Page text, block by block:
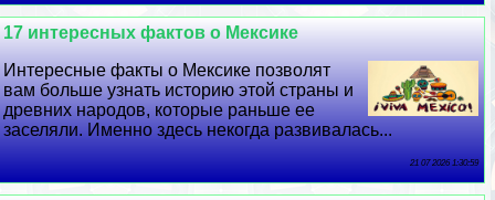
17 интересных фактов о Мексике
Интересные факты о Мексике позволят
вам больше узнать историю этой страны и
древних народов, которые раньше ее
заселяли. Именно здесь некогда развивалась...
21 07 2026 1:30:59